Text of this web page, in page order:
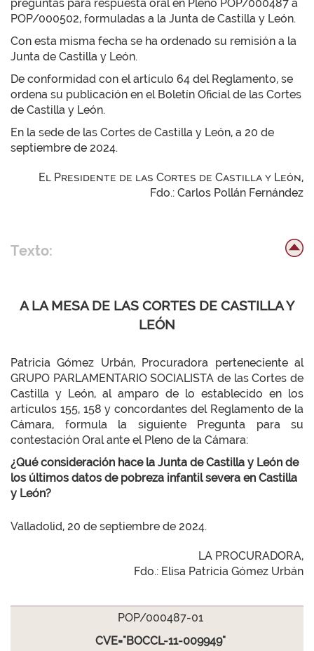
preguntas para respuesta oral en Pleno POP/000487 a
POP/000502, formuladas a la Junta de Castilla y León.
Con esta misma fecha se ha ordenado su remisión a la
Junta de Castilla y León.
De conformidad con el artículo 64 del Reglamento, se
ordena su publicación en el Boletín Oficial de las Cortes
de Castilla y León.
En la sede de las Cortes de Castilla y León, a 20 de
septiembre de 2024.
El Presidente de las Cortes de Castilla y León,
Fdo.: Carlos Pollán Fernández
Texto:
A LA MESA DE LAS CORTES DE CASTILLA Y
LEÓN
Patricia Gómez Urbán, Procuradora perteneciente al
GRUPO PARLAMENTARIO SOCIALISTA de las Cortes de
Castilla y León, al amparo de lo establecido en los
artículos 155, 158 y concordantes del Reglamento de la
Cámara, formula la siguiente Pregunta para su
contestación Oral ante el Pleno de la Cámara:
¿Qué consideración hace la Junta de Castilla y León de
los últimos datos de pobreza infantil severa en Castilla
y León?
Valladolid, 20 de septiembre de 2024.
LA PROCURADORA,
Fdo.: Elisa Patricia Gómez Urbán
POP/000487-01
CVE="BOCCL-11-009949"